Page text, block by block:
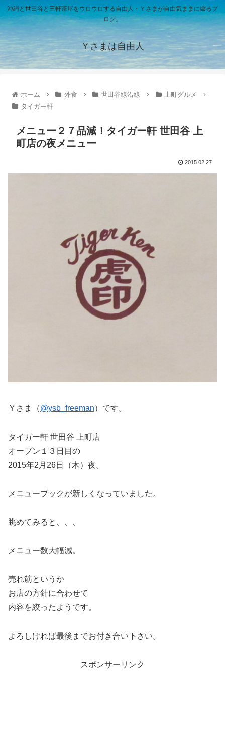
沖縄と世田谷と三軒茶屋をウロウロする自由人・Ｙさまが自由気ままに綴るブ
ログ。
Ｙさまは自由人
ホーム 外食 世田谷線沿線
上町グルメ
タイガー軒
メニュー２７品減！タイガー軒 世田谷 上
町店の夜メニュー
2015.02.27
Ｙさま（@ysb_freeman）です。
タイガー軒 世田谷 上町店
オープン１３日目の
2015年2月26日（木）夜。
メニューブックが新しくなっていました。
眺めてみると、、、
メニュー数大幅減。
売れ筋というか
お店の方針に合わせて
内容を絞ったようです。
よろしければ最後までお付き合い下さい。
スポンサーリンク